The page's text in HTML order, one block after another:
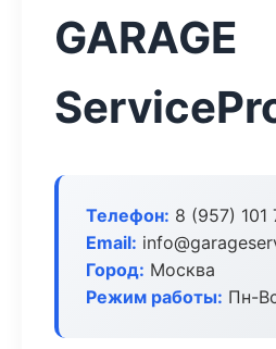
GARAGE
Телефон: 8 (957) 101
Email:
Город: Москва
Режим работы: Пн-